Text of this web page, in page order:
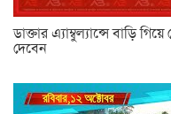
ডাক্তার এ্যাম্বুল্যান্সে বাড়ি
দেবেন